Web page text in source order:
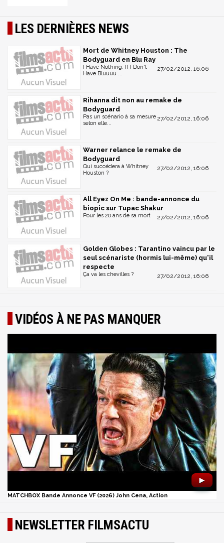
LES DERNIÈRES NEWS
Mort de Whitney Houston : The
Bodyguard en Blu Ray
27/02/2012, 16:06
I Have Nothing, If I Don't
Have Bluuuu ...
Rihanna dit non au remake de
Bodyguard
27/02/2012, 16:06
Pas un scénario à sa mesure
selon elle...
Warner relance le remake de
Bodyguard
27/02/2012, 16:06
Qui succédera à Whitney
Houston ?
All Eyez On Me : bande-annonce du
biopic sur Tupac Shakur
27/02/2012, 16:06
Pour les 20 ans de sa mort
Golden Globes : Tarantino vaincu par le
seul scénariste (hormis lui-même) qu'il
respecte
27/02/2012, 16:06
Ça va les chevilles ?
VIDÉOS À NE PAS MANQUER
►
MATCHBOX Bande Annonce VF (2026) John Cena, Action
NEWSLETTER FILMSACTU